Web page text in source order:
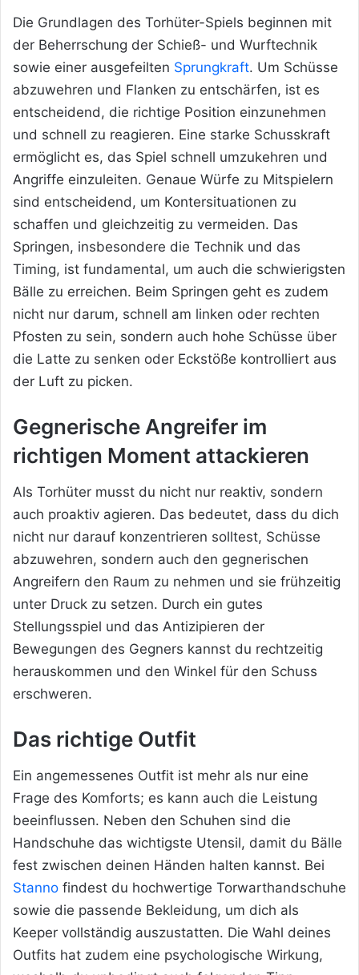
Die Grundlagen des Torhüter-Spiels beginnen mit
der Beherrschung der Schieß- und Wurftechnik
sowie einer ausgefeilten Sprungkraft. Um Schüsse
abzuwehren und Flanken zu entschärfen, ist es
entscheidend, die richtige Position einzunehmen
und schnell zu reagieren. Eine starke Schusskraft
ermöglicht es, das Spiel schnell umzukehren und
Angriffe einzuleiten. Genaue Würfe zu Mitspielern
sind entscheidend, um Kontersituationen zu
schaffen und gleichzeitig zu vermeiden. Das
Springen, insbesondere die Technik und das
Timing, ist fundamental, um auch die schwierigsten
Bälle zu erreichen. Beim Springen geht es zudem
nicht nur darum, schnell am linken oder rechten
Pfosten zu sein, sondern auch hohe Schüsse über
die Latte zu senken oder Eckstöße kontrolliert aus
der Luft zu picken.
Gegnerische Angreifer im
richtigen Moment attackieren
Als Torhüter musst du nicht nur reaktiv, sondern
auch proaktiv agieren. Das bedeutet, dass du dich
nicht nur darauf konzentrieren solltest, Schüsse
abzuwehren, sondern auch den gegnerischen
Angreifern den Raum zu nehmen und sie frühzeitig
unter Druck zu setzen. Durch ein gutes
Stellungsspiel und das Antizipieren der
Bewegungen des Gegners kannst du rechtzeitig
herauskommen und den Winkel für den Schuss
erschweren.
Das richtige Outfit
Ein angemessenes Outfit ist mehr als nur eine
Frage des Komforts; es kann auch die Leistung
beeinflussen. Neben den Schuhen sind die
Handschuhe das wichtigste Utensil, damit du Bälle
fest zwischen deinen Händen halten kannst. Bei
Stanno findest du hochwertige Torwarthandschuhe
sowie die passende Bekleidung, um dich als
Keeper vollständig auszustatten. Die Wahl deines
Outfits hat zudem eine psychologische Wirkung,